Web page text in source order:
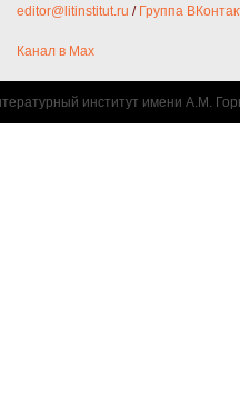
editor@litinstitut.ru / Группа
Канал в Max
институт имени А.М.